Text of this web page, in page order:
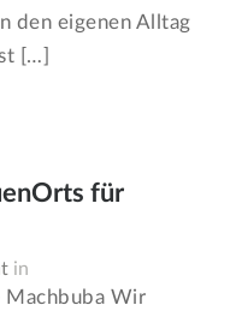
den eigenen Alltag
[…]
für
in
Machbuba Wir